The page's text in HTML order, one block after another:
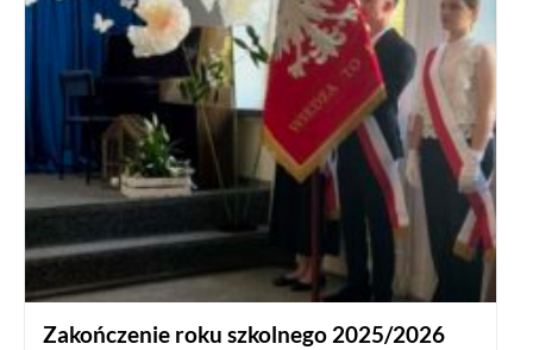
Zakończenie roku szkolnego 2025/2026